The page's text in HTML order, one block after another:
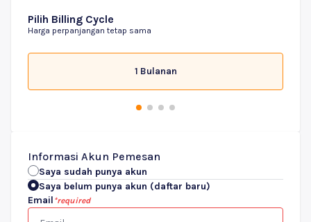
Pilih Billing Cycle
Harga perpanjangan tetap sama
1 Bulanan
Informasi Akun Pemesan
Saya sudah punya akun
Saya belum punya akun (daftar baru)
Email *required